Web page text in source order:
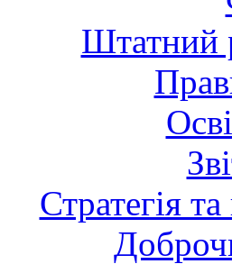
Штатний
Стратегія